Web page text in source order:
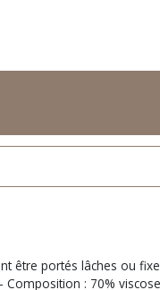
être portés lâches ou
: 70%